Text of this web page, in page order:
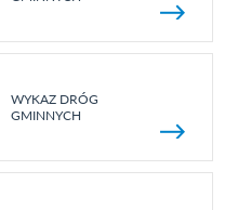
WYKAZ DRÓG
GMINNYCH